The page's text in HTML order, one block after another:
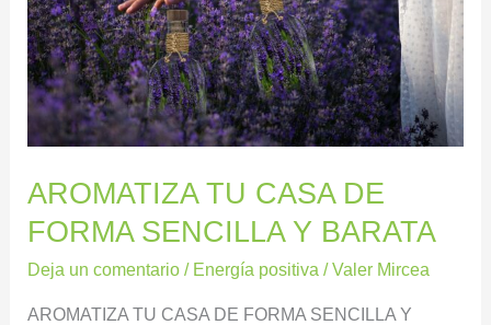
AROMATIZA TU CASA DE
FORMA SENCILLA Y BARATA
Deja un comentario / Energía positiva /Valer Mircea
AROMATIZA TU CASA DE FORMA SENCILLA Y
Y
BARATA